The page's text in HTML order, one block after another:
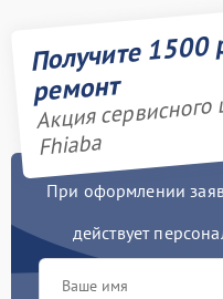
Получите 1500
ремонт
Акция сервисного
Fhiaba
При оформлении
действует